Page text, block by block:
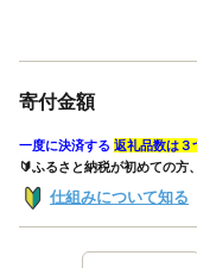
寄付金額
一度に決済する 返礼品数は３
🔰ふるさと納税が初めての方
仕組みについて知る